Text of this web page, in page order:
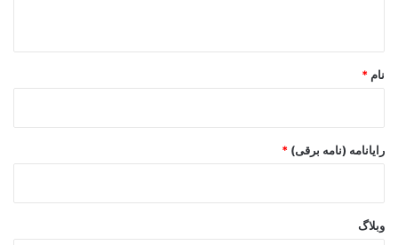
نام *
رایانامه (نامه برقی) *
وبلاگ